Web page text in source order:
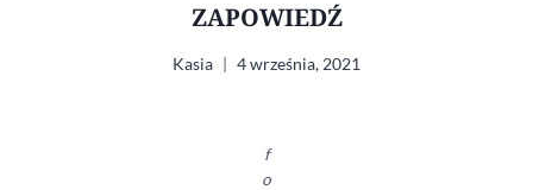
ZAPOWIEDŹ
Kasia 4 września, 2021
f
o